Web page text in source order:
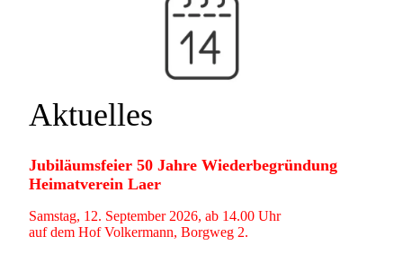
Aktuelles
Jubiläumsfeier 50 Jahre Wiederbegründung
Heimatverein Laer
Samstag, 12. September 2026, ab 14.00 Uhr
auf dem Hof Volkermann, Borgweg 2.